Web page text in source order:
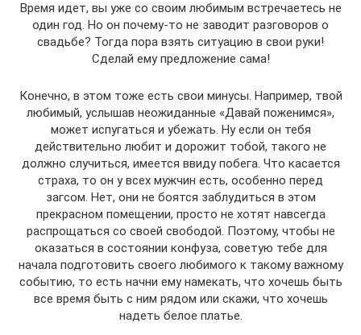
Время идет, вы уже со своим любимым встречаетесь не
один год. Но он почему-то не заводит разговоров о
свадьбе? Тогда пора взять ситуацию в свои руки!
Сделай ему предложение сама!
Конечно, в этом тоже есть свои минусы. Например, твой
любимый, услышав неожиданные «Давай поженимся»,
может испугаться и убежать. Ну если он тебя
действительно любит и дорожит тобой, такого не
должно случиться, имеется ввиду побега. Что касается
страха, то он у всех мужчин есть, особенно перед
загсом. Нет, они не боятся заблудиться в этом
прекрасном помещении, просто не хотят навсегда
распрощаться со своей свободой. Поэтому, чтобы не
оказаться в состоянии конфуза, советую тебе для
начала подготовить своего любимого к такому важному
событию, то есть начни ему намекать, что хочешь быть
все время быть с ним рядом или скажи, что хочешь
надеть белое платье.